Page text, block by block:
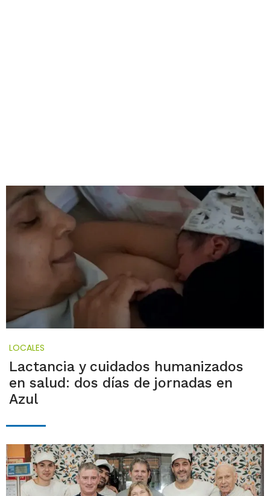
LOCALES
Lactancia y cuidados humanizados
en salud: dos días de jornadas en
Azul